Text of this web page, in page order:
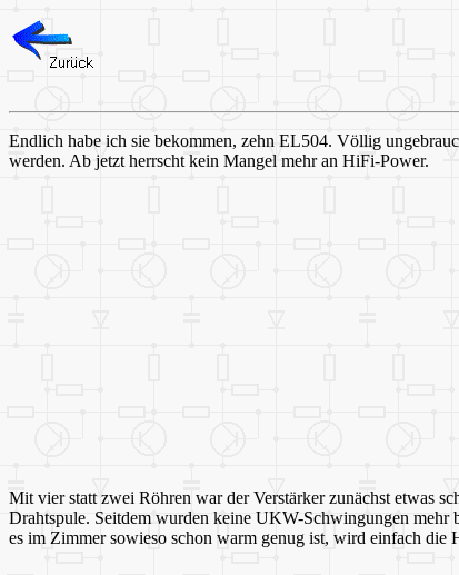
Endlich habe ich sie bekommen, zehn EL504. Völlig
werden. Ab jetzt herrscht kein Mangel mehr an HiFi-Power.
Mit vier statt zwei Röhren war der Verstärker zunächst etwas
Drahtspule. Seitdem wurden keine UKW-Schwingungen
es im Zimmer sowieso schon warm genug ist, wird einfach die